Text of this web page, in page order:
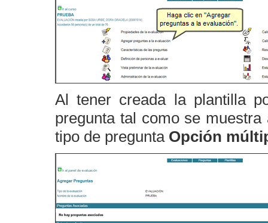
Al tener creada la plantilla
pregunta tal como se
tipo de pregunta Opción